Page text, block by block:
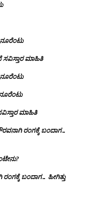
ಸವಿಸ್ತಾರ ಮಾಹಿತಿ
ಮಾಹಿತಿ
ರಂಗಕ್ಕೆ ಬಂದಾಗ…
ಬಂದಾಗ… ಹೀಗಿತ್ತು